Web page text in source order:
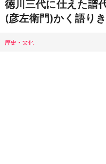
徳川三代に仕えた譜
(彦左衛門)かく語り
歴史・文化